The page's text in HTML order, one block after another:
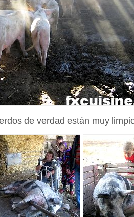
de verdad están muy